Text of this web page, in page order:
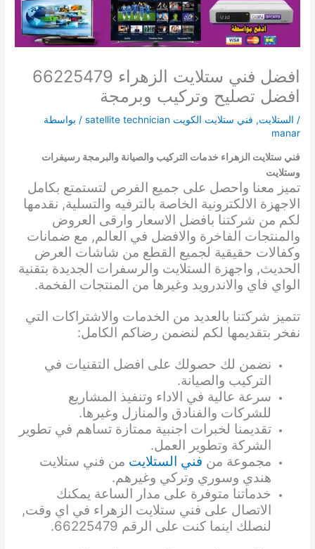
افضل فني ستلايت الزهراء 66225479
افضل تصليح وتركيب وبرمجة
/ الستلايت, فني ستلايت الكويت satellite technician
/ بواسطة
manar
فني ستلايت الزهراء خدمات التركيب والصيانة والبرمجة رسيفرات
وستلايت
تميز معنا واحصل على جميع الفرص لتستمتع بكامل
الاجهزة الالكترونية الخاصة بالترفيه والتسلية, نقدمها
لكم من شركتنا بافضل الاسعار وارقى العروض
والمنتجات الفاخرة والافضل في العالم, مع ضمانات
وكفالات حقيقية لجميع القطع من شاشات العرض
الحديث, واجهزة الستلايت والرسفرات الجديدة بتقنية
الواي فاي والاندرويد وغيرها من المنتجات الفخمة.
تتميز شركتنا بالعديد من الخدمات والاشتراكات التي
نفخر بتقديمها لكم لنضمن رضاكم الكامل:
نضمن لك حصولك على افضل التقنيات في
التركيب والصيانة.
سرعة عالية في الاداء وتنفيذ المشاريع
للشركات والفنادق والمنازل وغيرها.
تقديمنا لخبرات اجنبية ممتازة تساهم في تطوير
الشركة وتطوير العمل.
مجموعة من فني الستلايت من فني ستلايت
هندي وسوري وتركي وغيرهم.
خدماتنا متوفرة على مدار الساعة يمكنك
الاتصال على فني ستلايت الزهراء في اي وقت,
لنصلك اينما كنت على الرقم 66225479.